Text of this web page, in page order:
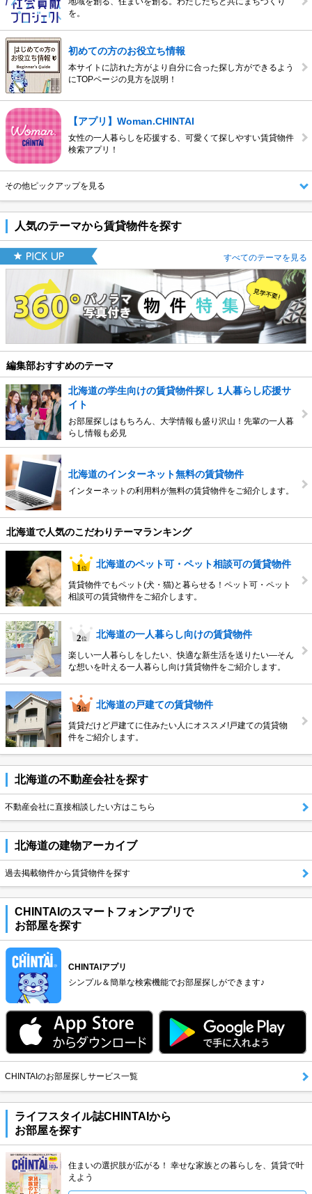
8位 菊水駅
9位 バスセンター…
10位 南郷１８丁目駅
8位 札幌市豊平区
9位 札幌市中央区
10位
を。
初めての方のお役立ち情報
本サイトに訪れた方がより自分に合った探し方ができるよう
にTOPページの見方を説明！
【アプリ】Woman.CHINTAI
女性の一人暮らしを応援する、可愛くて探しやすい賃貸物件
検索アプリ！
その他ピックアップを見る
人気のテーマから賃貸物件を探す
すべてのテーマを見る
編集部おすすめのテーマ
北海道の学生向けの賃貸物件探し 1人暮らし応援サ
イト
お部屋探しはもちろん、大学情報も盛り沢山！先輩の一人暮
らし情報も必見
北海道のインターネット無料の賃貸物件
インターネットの利用料が無料の賃貸物件をご紹介します。
北海道で人気のこだわりテーマランキング
北海道のペット可・ペット相談可の賃貸物件
賃貸物件でもペット(犬・猫)と暮らせる！ペット可・ペット
相談可の賃貸物件をご紹介します。
北海道の一人暮らし向けの賃貸物件
楽しい一人暮らしをしたい、快適な新生活を送りたい―そん
な想いを叶える一人暮らし向け賃貸物件をご紹介します。
北海道の戸建ての賃貸物件
賃貸だけど戸建てに住みたい人にオススメ!戸建ての賃貸物
件をご紹介します。
北海道の不動産会社を探す
不動産会社に直接相談したい方はこちら
北海道の建物アーカイブ
過去掲載物件から賃貸物件を探す
CHINTAIのスマートフォンアプリで
お部屋を探す
CHINTAIアプリ
シンプル＆簡単な検索機能でお部屋探しができます♪
CHINTAIのお部屋探しサービス一覧
ライフスタイル誌CHINTAIから
お部屋を探す
住まいの選択肢が広がる！ 幸せな家族との暮らしを、賃貸で叶
えよう